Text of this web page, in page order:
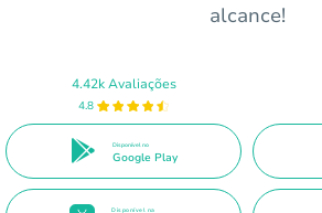
alcance!
4.42k Avaliações
4.8
Disponível no
Google Play
Disponível na